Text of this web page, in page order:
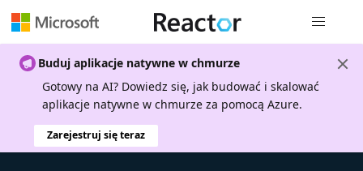
Buduj aplikacje natywne w chmurze
Gotowy na AI? Dowiedz się, jak budować i skalować
aplikacje natywne w chmurze za pomocą Azure.
Zarejestruj się teraz